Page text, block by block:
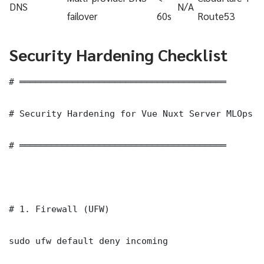
DNS
failover
60s
N/A
Route53
Security Hardening Checklist
# ═══════════════════════════════════════
# Security Hardening for Vue Nuxt Server MLOps
# ═══════════════════════════════════════
# 1. Firewall (UFW)
sudo ufw default deny incoming